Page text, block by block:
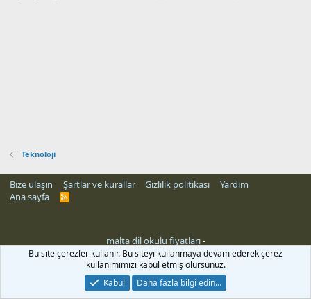
Teknoloji
Bize ulaşın Şartlar ve kurallar Gizlilik politikası
Yardım
Ana sayfa
R
malta dil okulu fiyatları-
Bu site çerezler kullanır. Bu siteyi kullanmaya devam ederek çerez
kullanımımızı kabul etmiş olursunuz.
Kabul
Daha fazla bilgi edin…